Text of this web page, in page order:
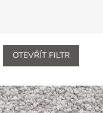
OTEVŘÍT FILTR